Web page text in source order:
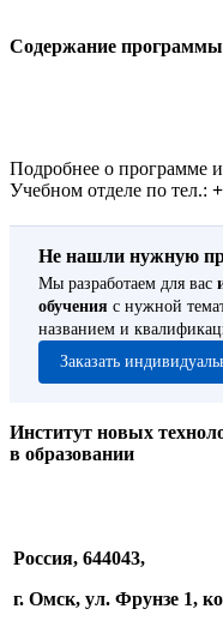
Содержание
Подробнее о программе
Учебном отделе по тел.:
Не нашли нужную
Мы разработаем для вас
обучения с нужной
названием и
Заказать
Институт новых
в образовании
Россия, 644043,
г. Омск, ул. Фрунзе 1,